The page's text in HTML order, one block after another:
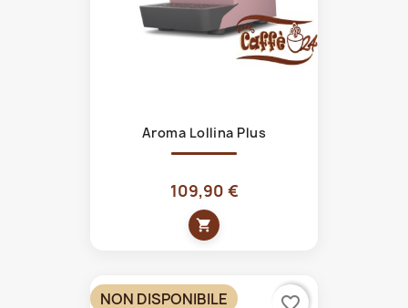
Aroma Lollina Plus
109,90 €
shopping_cart
NON DISPONIBILE favorite_border